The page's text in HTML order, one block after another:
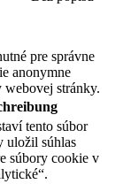
pre správne
anonymne
webovej stránky.
tento súbor
uložil súhlas
súbory cookie v